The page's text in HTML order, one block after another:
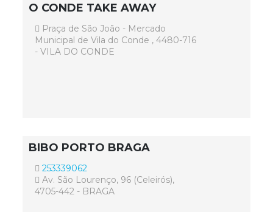
O CONDE TAKE AWAY
Praça de São João - Mercado
Municipal de Vila do Conde , 4480-716
- VILA DO CONDE
BIBO PORTO BRAGA
253339062
Av. São Lourenço, 96 (Celeirós),
4705-442 - BRAGA